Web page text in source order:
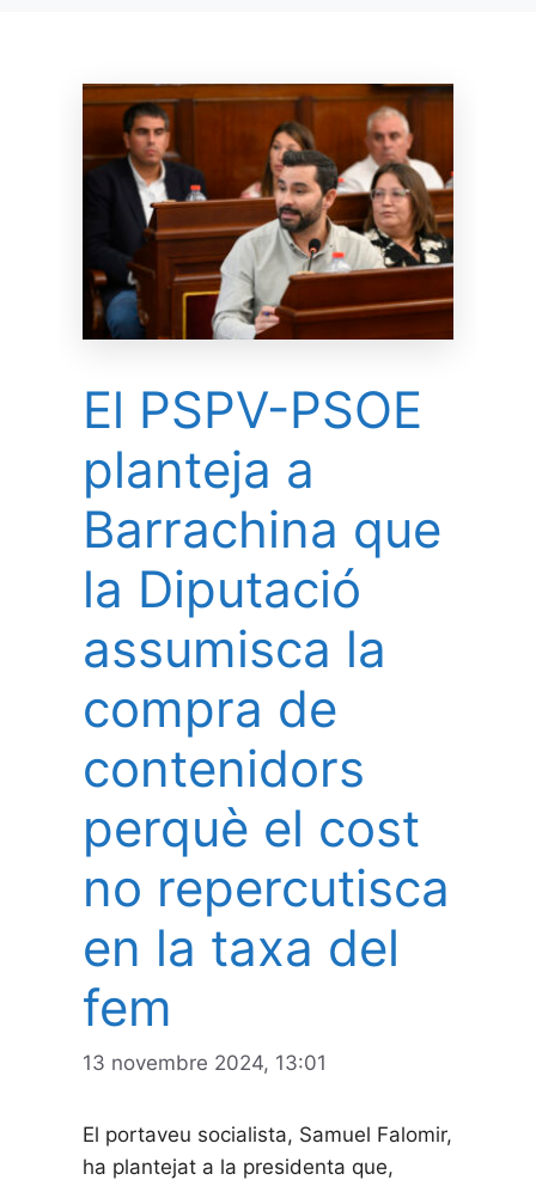
El PSPV-PSOE
planteja a
Barrachina que
la Diputació
assumisca la
compra de
contenidors
perquè el cost
no repercutisca
en la taxa del
fem
13 novembre 2024, 13:01
El portaveu socialista, Samuel Falomir,
ha plantejat a la presidenta que,